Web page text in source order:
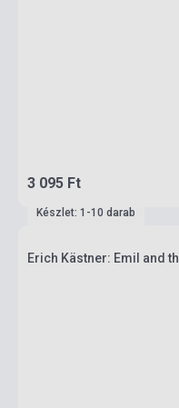
3 095 Ft
Készlet: 1-10 darab
Erich Kästner: Emil and